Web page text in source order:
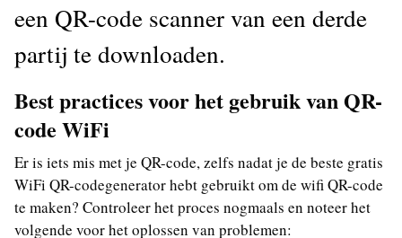
een QR-code scanner van een derde
partij te downloaden.
Best practices voor het gebruik van QR-
code WiFi
Er is iets mis met je QR-code, zelfs nadat je de beste gratis
WiFi QR-codegenerator hebt gebruikt om de wifi QR-code
te maken? Controleer het proces nogmaals en noteer het
volgende voor het oplossen van problemen: